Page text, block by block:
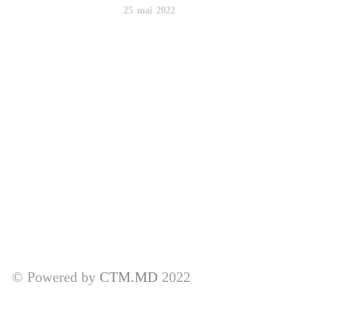
25 mai 2022
© Powered by CTM.MD 2022